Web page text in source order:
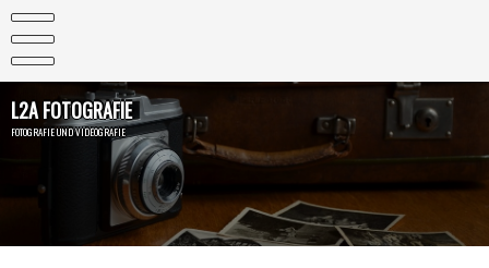
Skip
content
L2A FOTOGRAFIE
FOTOGRAFIE UND VIDEOGRAFIE